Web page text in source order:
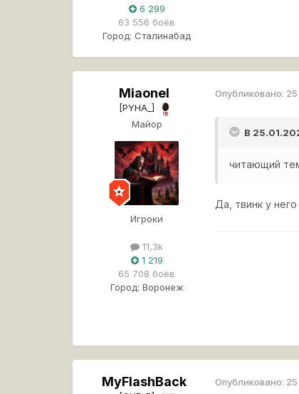
6 299
63 556 боёв
Город: Сталинабад
Miaonel
[PYHA_]
Майор
Игроки
11,3k
1 219
65 708 боёв
Город: Воронеж
Опубликовано:
В
читающий
Да, твинк у
MyFlashBack Опубликовано: